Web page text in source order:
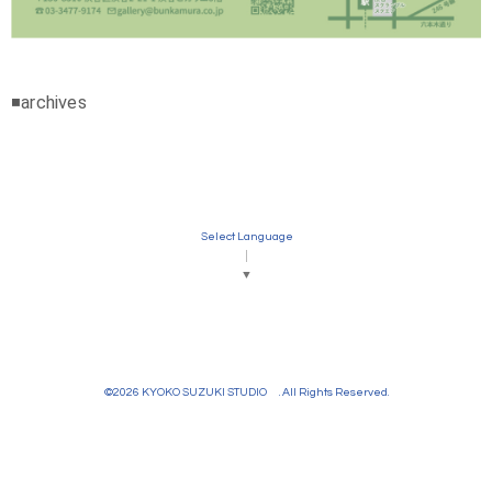
◾️archives
Select Language
▼
©2026 KYOKO SUZUKI STUDIO . All Rights Reserved.